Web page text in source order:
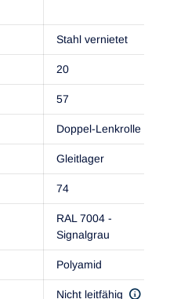
Stahl vernietet
20
57
Doppel-Lenkrolle
Gleitlager
74
RAL 7004 -
Signalgrau
Polyamid
Nicht leitfähig